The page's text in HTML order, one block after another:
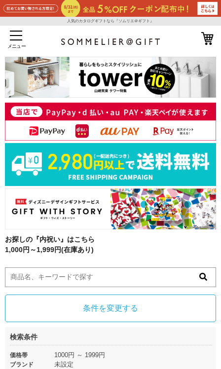
人気のカタログギフトなら『ソムリエ＠ギフト』
メニュー
お探しの『内祝い』はこちら
1,000円～1,999円(在庫あり)
条件を変更する
検索条件
価格帯 1000円 ～ 1999円
ブランド 未設定